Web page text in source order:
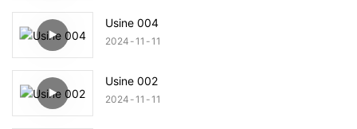
Usine 004
2024 11 11
Usine 002
2024 11 11